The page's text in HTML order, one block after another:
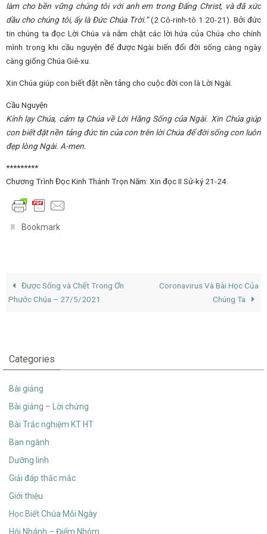
làm cho bền vững chúng tôi với anh em trong Đấng Christ, và đã xức
dầu cho chúng tôi, ấy là Đức Chúa Trời.”(2 Cô-rinh-tô 1:20-21). Bởi đức
tin chúng ta đọc Lời Chúa và nắm chặt các lời hứa của Chúa cho chính
mình trong khi cầu nguyện để được Ngài biến đổi đời sống càng ngày
càng giống Chúa Giê-xu.
Xin Chúa giúp con biết đặt nền tảng cho cuộc đời con là Lời Ngài.
Cầu Nguyện
Kính lạy Chúa, cảm tạ Chúa về Lời Hằng Sống của Ngài. Xin Chúa giúp
con biết đặt nền tảng đức tin của con trên lời Chúa để đời sống con luôn
đẹp lòng Ngài. A-men.
*********
Chương Trình Đọc Kinh Thánh Trọn Năm: Xin đọc II Sử-ký 21-24.
Bookmark
Được Sống và Chết Trong Ơn
Phước Chúa – 27/5/2021
Coronavirus Và Bài Học Của
Chúng Ta
Categories
Bài giảng
Bài giảng – Lời chứng
Bài Trắc nghiệm KT HT
Ban ngành
Dưỡng linh
Giải đáp thắc mắc
Giới thiệu
Học Biết Chúa Mỗi Ngày
Hội Nhánh – Điểm Nhóm